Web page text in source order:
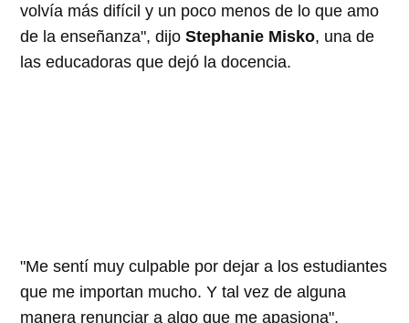
volvía más difícil y un poco menos de lo que amo
de la enseñanza", dijo Stephanie Misko, una de
las educadoras que dejó la docencia.
"Me sentí muy culpable por dejar a los estudiantes
que me importan mucho. Y tal vez de alguna
manera renunciar a algo que me apasiona",